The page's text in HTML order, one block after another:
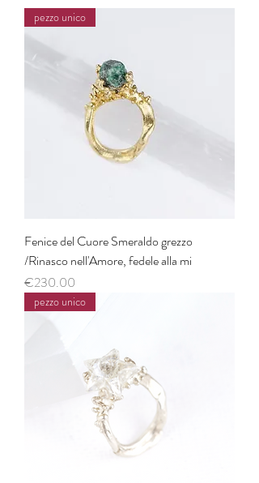
pezzo unico
Fenice del Cuore Smeraldo grezzo
/Rinasco nell'Amore, fedele alla mi
Price
€230.00
pezzo unico